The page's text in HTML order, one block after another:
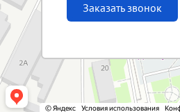
Заказать звонок